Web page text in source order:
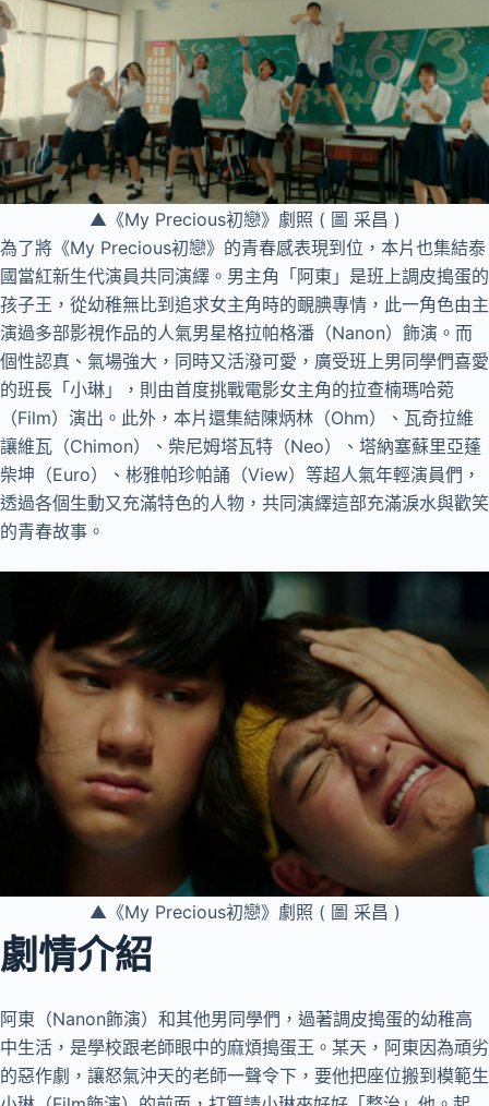
▲《My Precious初戀》劇照 ( 圖 采昌 )
為了將《My Precious初戀》的青春感表現到位，本片也集結泰
國當紅新生代演員共同演繹。男主角「阿東」是班上調皮搗蛋的
孩子王，從幼稚無比到追求女主角時的靦腆專情，此一角色由主
演過多部影視作品的人氣男星格拉帕格潘（Nanon）飾演。而
個性認真、氣場強大，同時又活潑可愛，廣受班上男同學們喜愛
的班長「小琳」，則由首度挑戰電影女主角的拉查楠瑪哈菀
（Film）演出。此外，本片還集結陳炳林（Ohm）、瓦奇拉維
讓維瓦（Chimon）、柴尼姆塔瓦特（Neo）、塔納塞蘇里亞蓬
柴坤（Euro）、彬雅帕珍帕誦（View）等超人氣年輕演員們，
透過各個生動又充滿特色的人物，共同演繹這部充滿淚水與歡笑
的青春故事。
▲《My Precious初戀》劇照 ( 圖 采昌 )
劇情介紹
阿東（Nanon飾演）和其他男同學們，過著調皮搗蛋的幼稚高
中生活，是學校跟老師眼中的麻煩搗蛋王。某天，阿東因為頑劣
的惡作劇，讓怒氣沖天的老師一聲令下，要他把座位搬到模範生